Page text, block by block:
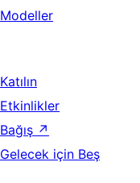
Modeller
Katılın
Etkinlikler
Bağış ↗
Gelecek için Beş